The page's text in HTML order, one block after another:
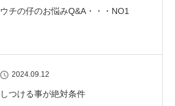
ウチの仔のお悩みQ&A・・・NO1
2024.09.12
しつける事が絶対条件